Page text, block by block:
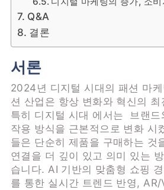
Q&A
결론
서론
2024년 디지털 시대의 패션 마
션 산업은 항상 변화와 혁신의
특히 디지털 시대 에서는 브랜드
작용 방식을 근본적으로 변화 시
들은 단순히 제품을 구매하는 것
연결을 더 깊이 있고 의미 있는
습니다. AI 기반의 맞춤형 쇼핑
를 통한 실시간 트렌드 반영,